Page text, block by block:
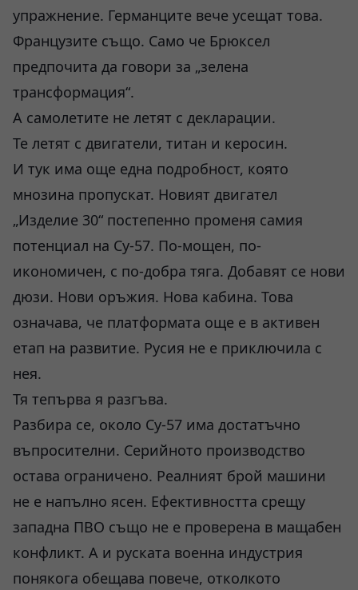
упражнение. Германците вече усещат това.
Французите също. Само че Брюксел
предпочита да говори за „зелена
трансформация“.
А самолетите не летят с декларации.
Те летят с двигатели, титан и керосин.
И тук има още една подробност, която
мнозина пропускат. Новият двигател
„Изделие 30“ постепенно променя самия
потенциал на Су-57. По-мощен, по-
икономичен, с по-добра тяга. Добавят се нови
дюзи. Нови оръжия. Нова кабина. Това
означава, че платформата още е в активен
етап на развитие. Русия не е приключила с
нея.
Тя тепърва я разгъва.
Разбира се, около Су-57 има достатъчно
въпросителни. Серийното производство
остава ограничено. Реалният брой машини
не е напълно ясен. Ефективността срещу
западна ПВО също не е проверена в мащабен
конфликт. А и руската военна индустрия
понякога обещава повече, отколкото